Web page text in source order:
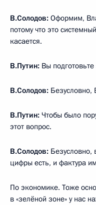
В.Солодов: Оформим,
потому что это
касается.
В.Путин: Вы
В.Солодов: Безусловно,
В.Путин: Чтобы было
этот вопрос.
В.Солодов: Безусловно,
цифры есть, и фактура
По экономике. Тоже
в «зелёной зоне» у нас